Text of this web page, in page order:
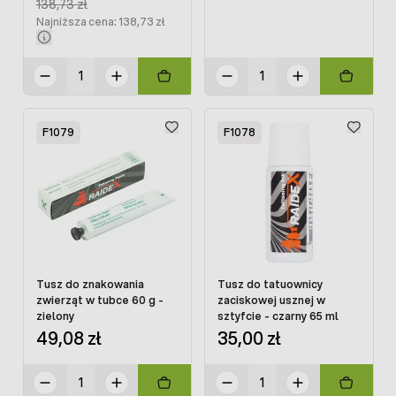
138,73 zł
Najniższa cena: 138,73 zł
F1079
Tusz do znakowania
zwierząt w tubce 60 g -
zielony
49,08 zł
F1078
Tusz do tatuownicy
zaciskowej usznej w
sztyfcie - czarny 65 ml
35,00 zł